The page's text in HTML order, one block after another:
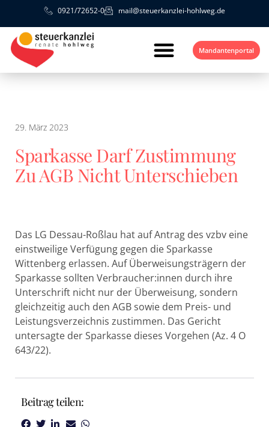
0921/72652-0 mail@steuerkanzlei-hohlweg.de
Mandantenportal
29. März 2023
Sparkasse Darf Zustimmung
Zu AGB Nicht Unterschieben
Das LG Dessau-Roßlau hat auf Antrag des vzbv eine
einstweilige Verfügung gegen die Sparkasse
Wittenberg erlassen. Auf Überweisungsträgern der
Sparkasse sollten Verbraucher:innen durch ihre
Unterschrift nicht nur der Überweisung, sondern
gleichzeitig auch den AGB sowie dem Preis- und
Leistungsverzeichnis zustimmen. Das Gericht
untersagte der Sparkasse dieses Vorgehen (Az. 4 O
643/22).
Beitrag teilen: